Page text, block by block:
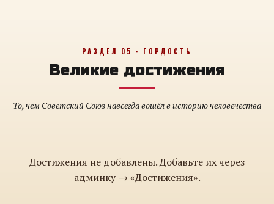
РАЗДЕЛ 05 · ГОРДОСТЬ
Великие достижения
То, чем Советский Союз навсегда вошёл в историю человечества
Достижения не добавлены. Добавьте их через
админку → «Достижения».